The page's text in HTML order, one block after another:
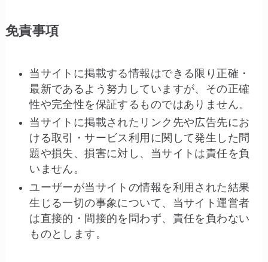
免責事項
当サイトに掲載する情報はできる限り正確・
最新であるよう努力していますが、その正確
性や完全性を保証するものではありません。
当サイトに掲載されたリンク先や広告先にお
ける取引・サービス利用に関して発生した問
題や損失、損害に対し、当サイトは責任を負
いません。
ユーザーが当サイトの情報を利用された結果
生じる一切の事象について、当サイト運営者
は直接的・間接的を問わず、責任を負わない
ものとします。